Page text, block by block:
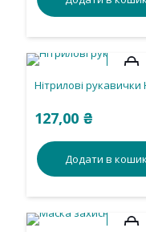
Нітрилові рукавички
127,00 ₴
Додати в кошик